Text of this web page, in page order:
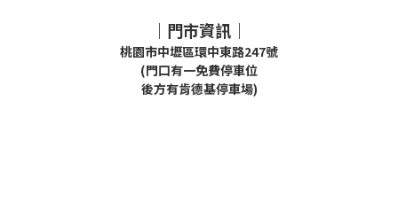
｜門市資訊｜
桃園市中壢區環中東路247號
(門口有一免費停車位
後方有肯德基停車場)